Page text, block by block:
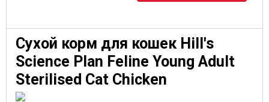
Сухой корм для кошек Hill's
Science Plan Feline Young Adult
Sterilised Cat Chicken